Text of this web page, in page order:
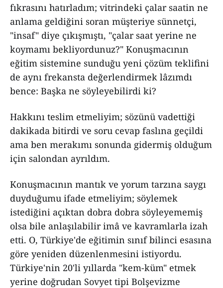
fıkrasını hatırladım; vitrindeki çalar saatin ne
anlama geldiğini soran müşteriye sünnetçi,
"insaf" diye çıkışmıştı, "çalar saat yerine ne
koymamı bekliyordunuz?" Konuşmacının
eğitim sistemine sunduğu yeni çözüm teklifini
de aynı frekansta değerlendirmek lâzımdı
bence: Başka ne söyleyebilirdi ki?
Hakkını teslim etmeliyim; sözünü vadettiği
dakikada bitirdi ve soru cevap faslına geçildi
ama ben merakımı sonunda gidermiş olduğum
için salondan ayrıldım.
Konuşmacının mantık ve yorum tarzına saygı
duyduğumu ifade etmeliyim; söylemek
istediğini açıktan dobra dobra söyleyememiş
olsa bile anlaşılabilir imâ ve kavramlarla izah
etti. O, Türkiye'de eğitimin sınıf bilinci esasına
göre yeniden düzenlenmesini istiyordu.
Türkiye'nin 20'li yıllarda "kem-küm" etmek
yerine doğrudan Sovyet tipi Bolşevizme